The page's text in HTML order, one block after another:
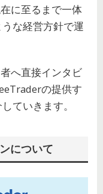
に至るまで一体
な経営方針で運
へ直接インタビ
の提供す
ていきます。
について